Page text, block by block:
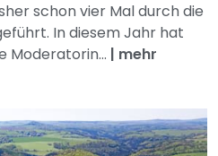
schon vier Mal durch die
In diesem Jahr hat
Moderatorin... | mehr